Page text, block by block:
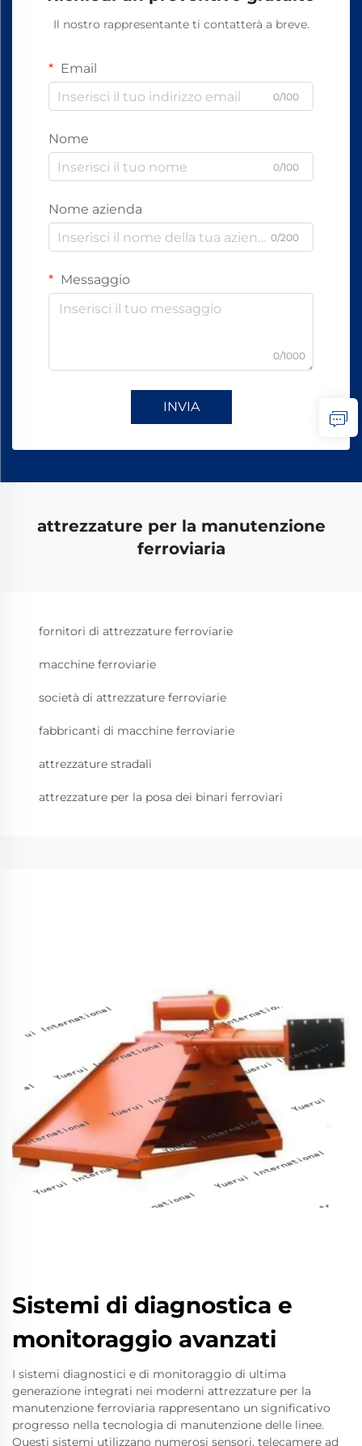
Il nostro rappresentante ti contatterà a breve.
Email
0/100
Nome
0/100
Nome azienda
0/200
Messaggio
0/1000
INVIA
attrezzature per la manutenzione
ferroviaria
fornitori di attrezzature ferroviarie
macchine ferroviarie
società di attrezzature ferroviarie
fabbricanti di macchine ferroviarie
attrezzature stradali
attrezzature per la posa dei binari ferroviari
Sistemi di diagnostica e
monitoraggio avanzati
I sistemi diagnostici e di monitoraggio di ultima
generazione integrati nei moderni attrezzature per la
manutenzione ferroviaria rappresentano un significativo
progresso nella tecnologia di manutenzione delle linee.
Questi sistemi utilizzano numerosi sensori, telecamere ad